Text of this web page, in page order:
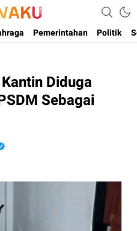
Anak Maluku
Pemerintahan Politik
Diduga
Sebagai